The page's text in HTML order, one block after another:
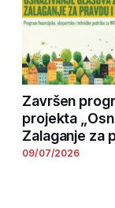
Završen
projekta
Zalaganje za
09/07/2026